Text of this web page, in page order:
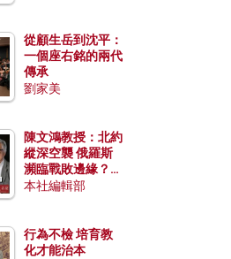
從顧生岳到沈平：
一個座右銘的兩代
傳承
劉家美
陳文鴻教授：北約
縱深空襲 俄羅斯
瀕臨戰敗邊緣？中
國零部件能左右戰
本社編輯部
行為不檢 培育教
化才能治本